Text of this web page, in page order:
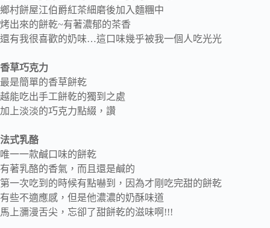
鄉村餅屋江伯爵紅茶細磨後加入麵糰中
烤出來的餅乾~有著濃郁的茶香
還有我很喜歡的奶味…這口味幾乎被我一個人吃光光
香草巧克力
最是簡單的香草餅乾
越能吃出手工餅乾的獨到之處
加上淡淡的巧克力點綴，讚
法式乳酪
唯一一款鹹口味的餅乾
有著乳酪的香氣，而且還是鹹的
第一次吃到的時候有點嚇到，因為才剛吃完甜的餅乾
有些不適應感，但是他濃濃的奶酥味道
馬上瀰漫舌尖，忘卻了甜餅乾的滋味啊!!!